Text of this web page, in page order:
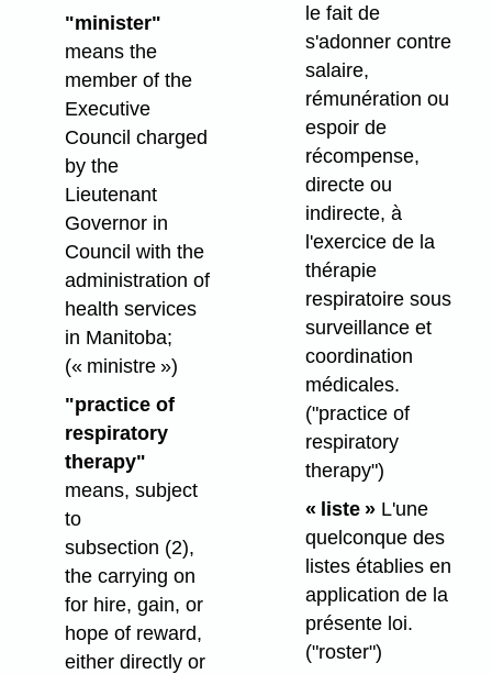
"minister"
means the
member of the
Executive
Council charged
by the
Lieutenant
Governor in
Council with the
administration of
health services
in Manitoba;
(« ministre »)
"practice of
respiratory
therapy"
means, subject
to
subsection (2),
the carrying on
for hire, gain, or
hope of reward,
either directly or
le fait de
s'adonner contre
salaire,
rémunération ou
espoir de
récompense,
directe ou
indirecte, à
l'exercice de la
thérapie
respiratoire sous
surveillance et
coordination
médicales.
("practice of
respiratory
therapy")
« liste »L'une
quelconque des
listes établies en
application de la
présente loi.
("roster")